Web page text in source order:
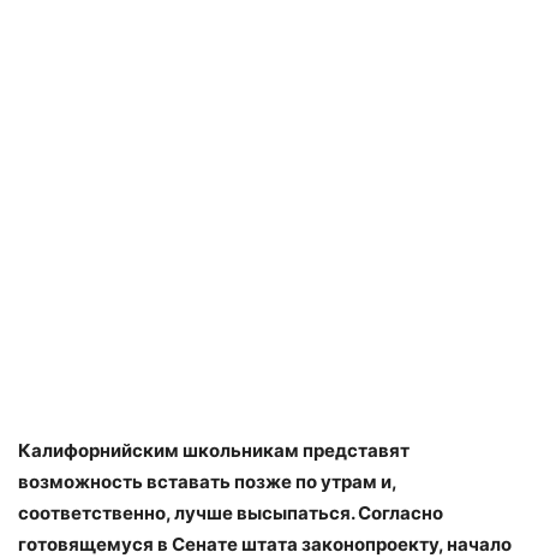
Калифорнийским школьникам представят
возможность вставать позже по утрам и,
соответственно, лучше высыпаться. Согласно
готовящемуся в Сенате штата законопроекту, начало